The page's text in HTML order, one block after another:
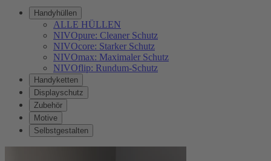
Handyhüllen
ALLE HÜLLEN
NIVOpure: Cleaner Schutz
NIVOcore: Starker Schutz
NIVOmax: Maximaler Schutz
NIVOflip: Rundum-Schutz
Handyketten
Displayschutz
Zubehör
Motive
Selbstgestalten